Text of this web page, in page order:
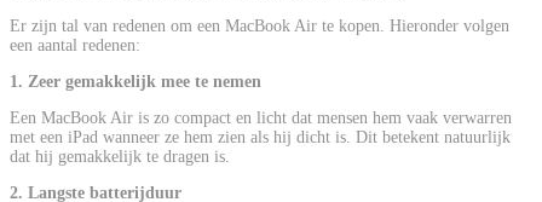
Er zijn tal van redenen om een MacBook Air te kopen. Hieronder volgen
een aantal redenen:
1. Zeer gemakkelijk mee te nemen
Een MacBook Air is zo compact en licht dat mensen hem vaak verwarren
met een iPad wanneer ze hem zien als hij dicht is. Dit betekent natuurlijk
dat hij gemakkelijk te dragen is.
2. Langste batterijduur